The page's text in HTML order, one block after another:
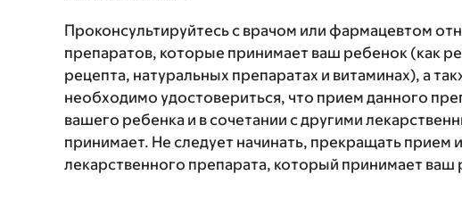
Проконсультируйтесь с врачом или фармацевтом
препаратов, которые принимает ваш ребенок (как
рецепта, натуральных препаратах и витаминах), а
необходимо удостовериться, что прием данного
вашего ребенка и в сочетании с другими
принимает. Не следует начинать, прекращать прием
лекарственного препарата, который принимает ваш